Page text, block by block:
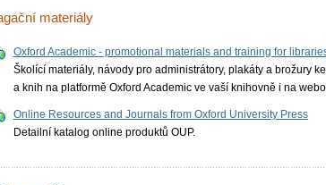
materiály
Oxford Academic - promotional materials and training for
Školící materiály, návody pro administrátory, plakáty a brožury
a knih na platformě Oxford Academic ve vaší knihovně i na
Online Resources and Journals from Oxford University Press
Detailní katalog online produktů OUP.